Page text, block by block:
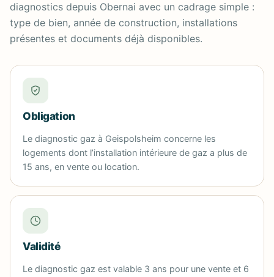
diagnostics depuis Obernai avec un cadrage simple :
type de bien, année de construction, installations
présentes et documents déjà disponibles.
Obligation
Le diagnostic gaz à Geispolsheim concerne les
logements dont l’installation intérieure de gaz a plus de
15 ans, en vente ou location.
Validité
Le diagnostic gaz est valable 3 ans pour une vente et 6